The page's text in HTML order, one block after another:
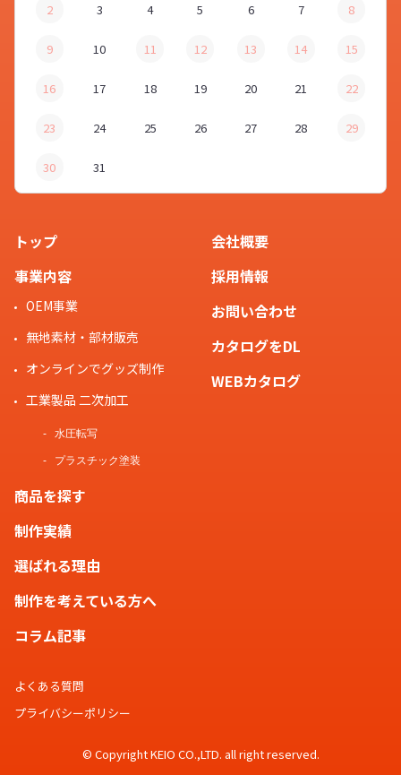
2 3 4 5 6 7 8
9 10 11 12 13 14 15
16 17 18 19 20 21 22
23 24 25 26 27 28 29
30 31
トップ
事業内容
OEM事業
無地素材・部材販売
オンラインでグッズ制作
工業製品 二次加工
水圧転写
プラスチック塗装
商品を探す
制作実績
選ばれる理由
制作を考えている方へ
コラム記事
会社概要
採用情報
お問い合わせ
カタログをDL
WEBカタログ
よくある質問
プライバシーポリシー
© Copyright KEIO CO.,LTD. all right reserved.